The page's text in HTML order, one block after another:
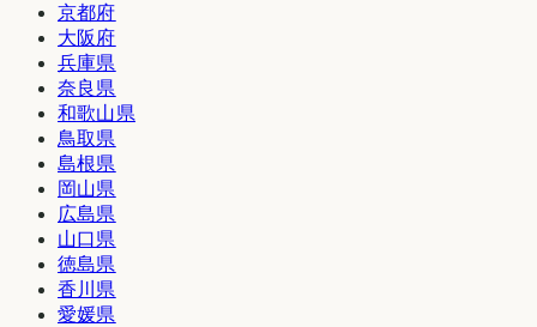
京都府
大阪府
兵庫県
奈良県
和歌山県
鳥取県
島根県
岡山県
広島県
山口県
徳島県
香川県
愛媛県